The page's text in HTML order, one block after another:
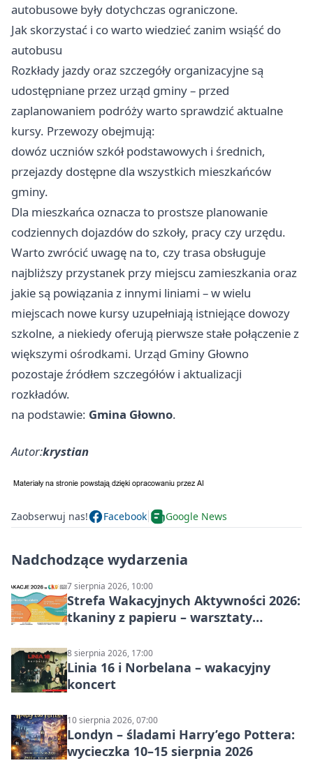
autobusowe były dotychczas ograniczone.
Jak skorzystać i co warto wiedzieć zanim wsiąść do
autobusu
Rozkłady jazdy oraz szczegóły organizacyjne są
udostępniane przez urząd gminy – przed
zaplanowaniem podróży warto sprawdzić aktualne
kursy. Przewozy obejmują:
dowóz uczniów szkół podstawowych i średnich,
przejazdy dostępne dla wszystkich mieszkańców
gminy.
Dla mieszkańca oznacza to prostsze planowanie
codziennych dojazdów do szkoły, pracy czy urzędu.
Warto zwrócić uwagę na to, czy trasa obsługuje
najbliższy przystanek przy miejscu zamieszkania oraz
jakie są powiązania z innymi liniami – w wielu
miejscach nowe kursy uzupełniają istniejące dowozy
szkolne, a niekiedy oferują pierwsze stałe połączenie z
większymi ośrodkami. Urząd Gminy Głowno
pozostaje źródłem szczegółów i aktualizacji
rozkładów.
na podstawie: Gmina Głowno.
Autor:krystian
Zaobserwuj nas! Facebook Google News
Nadchodzące wydarzenia
7 sierpnia 2026, 10:00
Strefa Wakacyjnych Aktywności 2026:
tkaniny z papieru – warsztaty
8 sierpnia 2026, 17:00
Linia 16 i Norbelana – wakacyjny
koncert
10 sierpnia 2026, 07:00
Londyn – śladami Harry’ego Pottera:
wycieczka 10–15 sierpnia 2026